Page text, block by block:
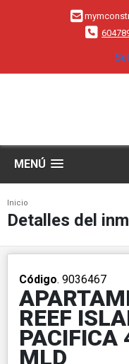
MENÚ
Inicio
Detalles del
Código. 9036467
REEF
PACIFICA
MLD